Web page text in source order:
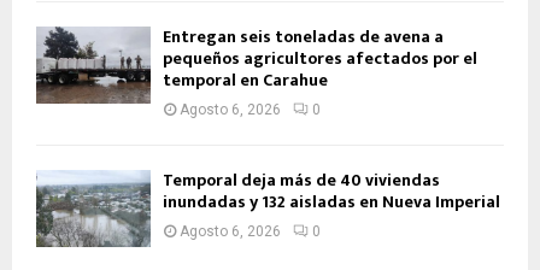
Entregan seis toneladas de avena a
pequeños agricultores afectados por el
temporal en Carahue
Agosto 6, 2026 0
Temporal deja más de 40 viviendas
inundadas y 132 aisladas en Nueva Imperial
Agosto 6, 2026 0